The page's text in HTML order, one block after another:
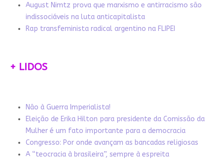
August Nimtz prova que marxismo e antirracismo são
indissociáveis na luta anticapitalista
Rap transfeminista radical argentino na FLIPEI
+ LIDOS
Não à Guerra Imperialista!
Eleição de Erika Hilton para presidente da Comissão da
Mulher é um fato importante para a democracia
Congresso: Por onde avançam as bancadas religiosas
A “teocracia à brasileira”, sempre à espreita